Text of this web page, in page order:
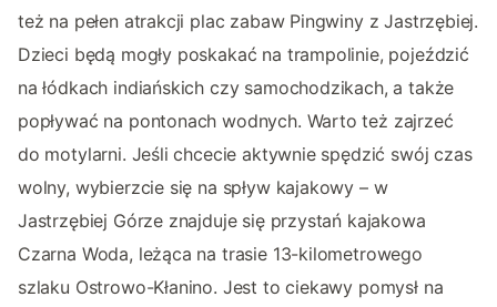
też na pełen atrakcji plac zabaw Pingwiny z Jastrzębiej.
Dzieci będą mogły poskakać na trampolinie, pojeździć
na łódkach indiańskich czy samochodzikach, a także
popływać na pontonach wodnych. Warto też zajrzeć
do motylarni. Jeśli chcecie aktywnie spędzić swój czas
wolny, wybierzcie się na spływ kajakowy – w
Jastrzębiej Górze znajduje się przystań kajakowa
Czarna Woda, leżąca na trasie 13-kilometrowego
szlaku Ostrowo-Kłanino. Jest to ciekawy pomysł na